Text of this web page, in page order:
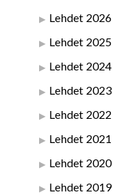
Lehdet 2026
Lehdet 2025
Lehdet 2024
Lehdet 2023
Lehdet 2022
Lehdet 2021
Lehdet 2020
Lehdet 2019